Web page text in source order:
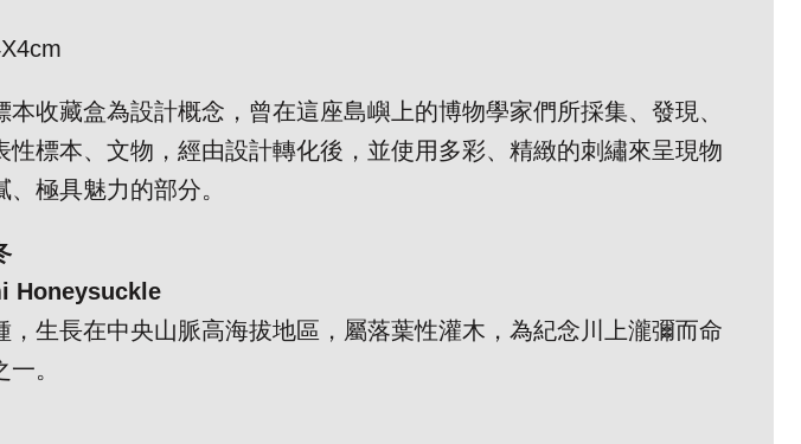
本收藏盒為設計概念，曾在這座島嶼上的博物學家們所採集、發現、
性標本、文物，經由設計轉化後，並使用多彩、精緻的刺繡來呈現物
、極具魅力的部分。
Honeysuckle
，生長在中央山脈高海拔地區，屬落葉性灌木，為紀念川上瀧彌而命
。